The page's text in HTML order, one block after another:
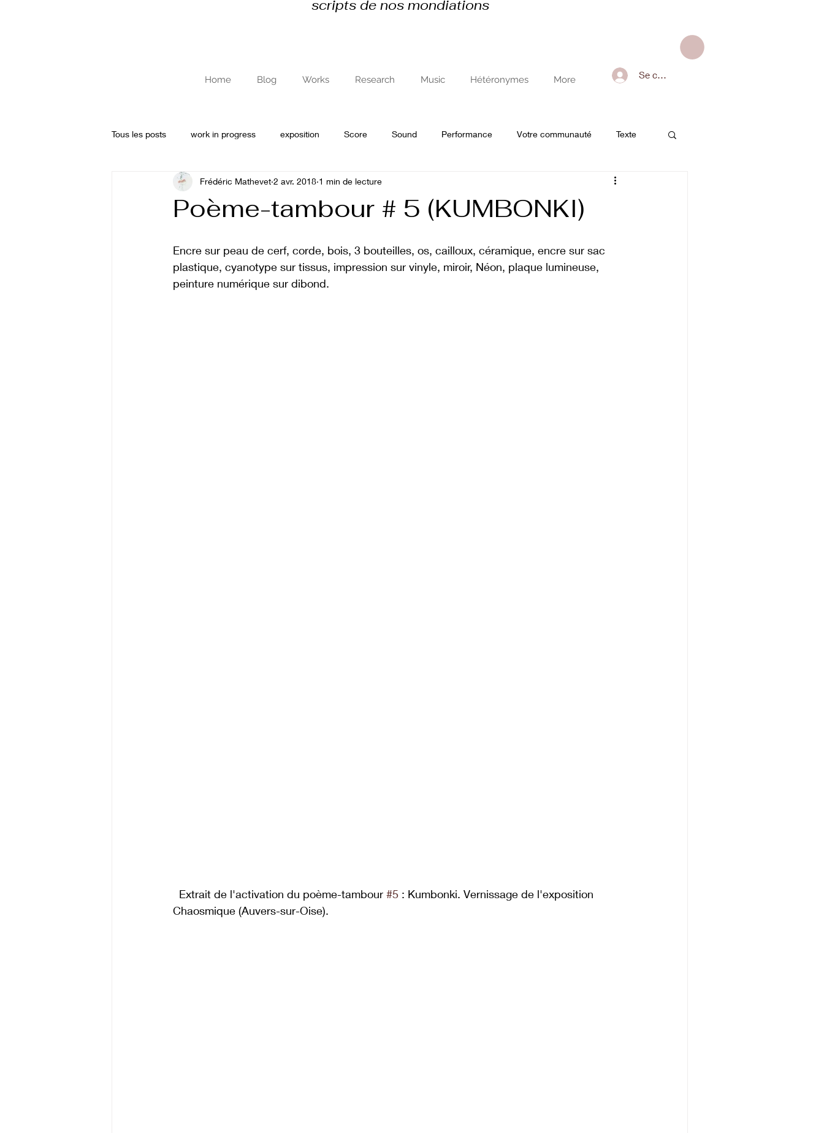
scripts de nos mondiations
Home Blog Works Research Music Hétéronymes More Se connecter
Tous les posts work in progress exposition Score Sound Performance Votre communauté Texte
Journal de résidence recherche en art et avec l'art
Poème-tambour # 5 (KUMBONKI)
Frédéric Mathevet 2 avr. 2018 1 min de lecture
Encre sur peau de cerf, corde, bois, 3 bouteilles, os, cailloux, céramique, encre sur sac
plastique, cyanotype sur tissus, impression sur vinyle, miroir, Néon, plaque lumineuse,
peinture numérique sur dibond.
  Extrait de l'activation du poème-tambour
#5 : Kumbonki. Vernissage de l'exposition
Chaosmique (Auvers-sur-Oise).